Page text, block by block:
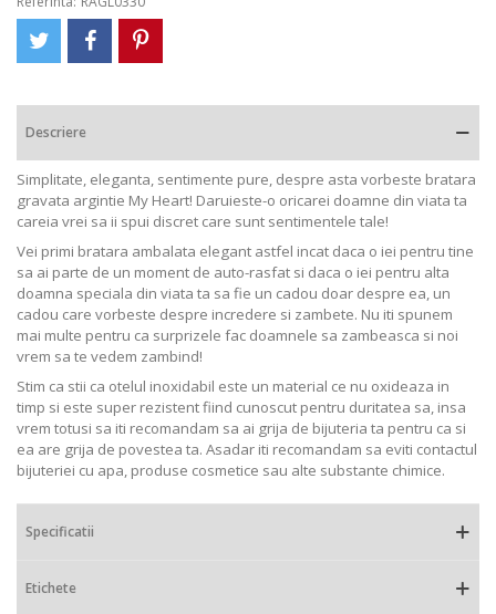
Descriere
Simplitate, eleganta, sentimente pure, despre asta vorbeste bratara
gravata argintie My Heart! Daruieste-o oricarei doamne din viata ta
careia vrei sa ii spui discret care sunt sentimentele tale!
Vei primi bratara ambalata elegant astfel incat daca o iei pentru tine
sa ai parte de un moment de auto-rasfat si daca o iei pentru alta
doamna speciala din viata ta sa fie un cadou doar despre ea, un
cadou care vorbeste despre incredere si zambete. Nu iti spunem
mai multe pentru ca surprizele fac doamnele sa zambeasca si noi
vrem sa te vedem zambind!
Stim ca stii ca otelul inoxidabil este un material ce nu oxideaza in
timp si este super rezistent fiind cunoscut pentru duritatea sa, insa
vrem totusi sa iti recomandam sa ai grija de bijuteria ta pentru ca si
ea are grija de povestea ta. Asadar iti recomandam sa eviti contactul
bijuteriei cu apa, produse cosmetice sau alte substante chimice.
Specificatii
Etichete